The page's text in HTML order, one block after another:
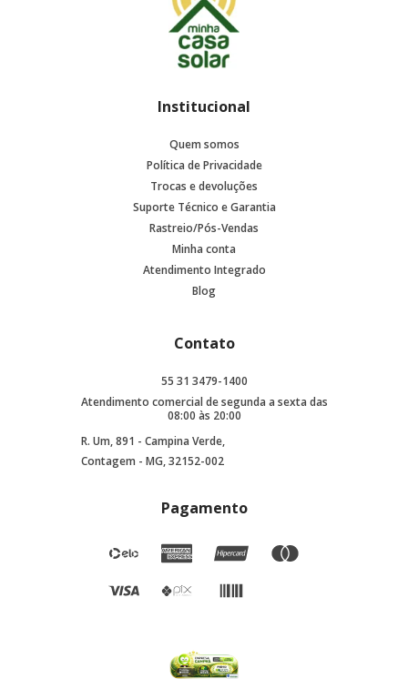
Institucional
Quem somos
Política de Privacidade
Trocas e devoluções
Suporte Técnico e Garantia
Rastreio/Pós-Vendas
Minha conta
Atendimento Integrado
Blog
Contato
55 31 3479-1400
Atendimento comercial de segunda a sexta das
08:00 às 20:00
R. Um, 891 - Campina Verde,
Contagem - MG, 32152-002
Pagamento